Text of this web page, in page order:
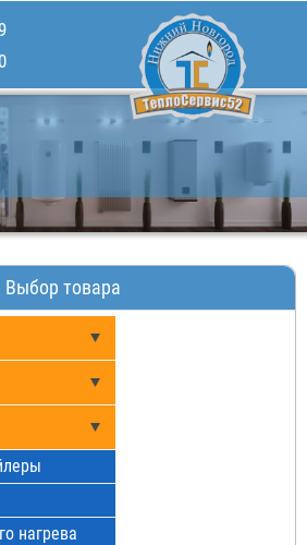
Выбор товара
нагрева